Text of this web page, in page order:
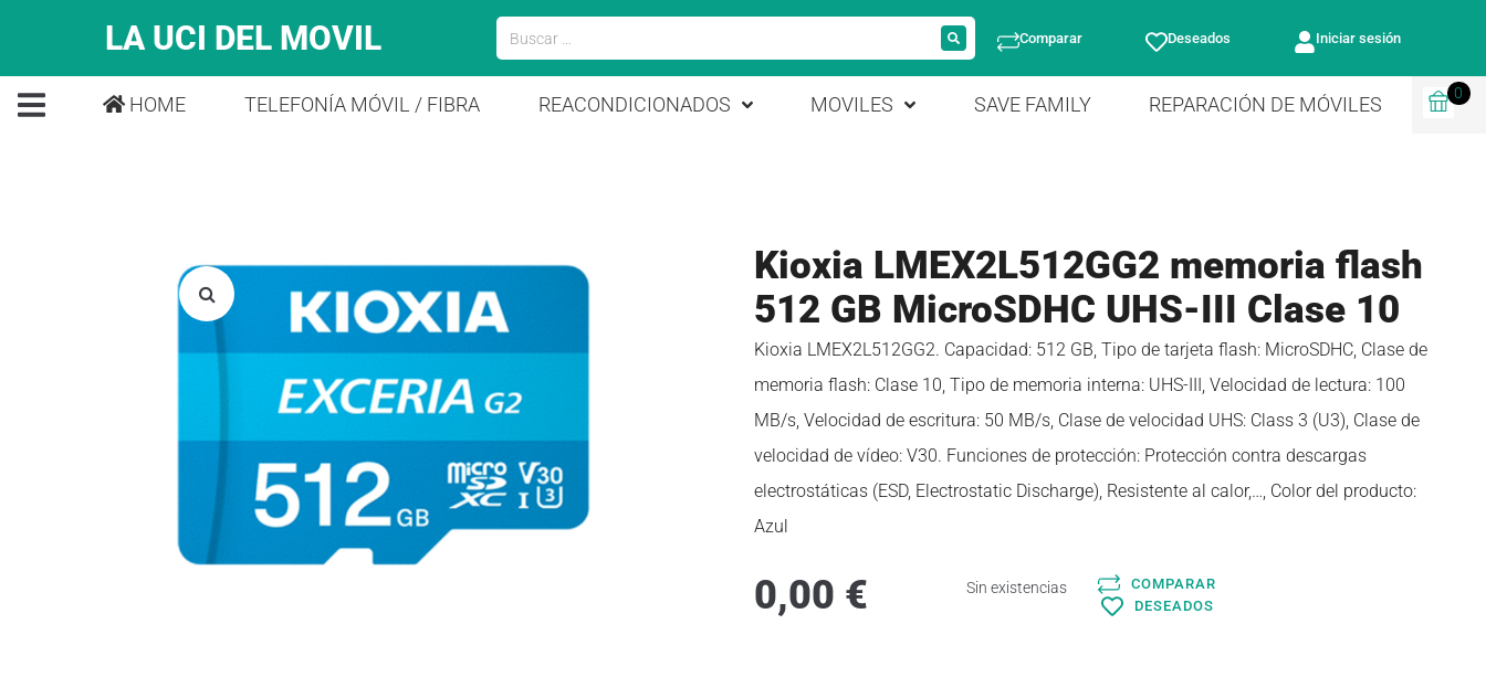
LA UCI DEL MOVIL Comparar Deseados Iniciar sesión
HOME TELEFONÍA MÓVIL / FIBRA REACONDICIONADOS MOVILES SAVE FAMILY REPARACIÓN DE MÓVILES
0
Kioxia LMEX2L512GG2 memoria flash
512 GB MicroSDHC UHS-III Clase 10
Kioxia LMEX2L512GG2. Capacidad: 512 GB, Tipo de tarjeta flash: MicroSDHC, Clase de
memoria flash: Clase 10, Tipo de memoria interna: UHS-III, Velocidad de lectura: 100
MB/s, Velocidad de escritura: 50 MB/s, Clase de velocidad UHS: Class 3 (U3), Clase de
velocidad de vídeo: V30. Funciones de protección: Protección contra descargas
electrostáticas (ESD, Electrostatic Discharge), Resistente al calor,…, Color del producto:
Azul
0,00 € Sin existencias
COMPARAR
DESEADOS